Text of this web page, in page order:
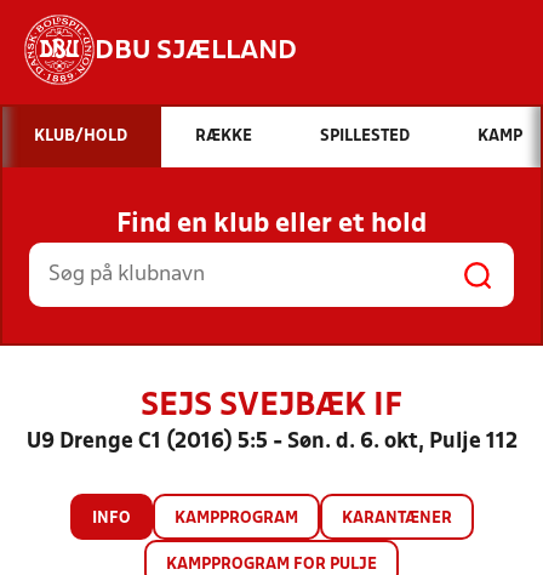
DBU SJÆLLAND
Hvad vil du søge efter?
INDHOLD OG NYHEDER
STILLINGER, RESULTATER, KLUBBER OG
HOLD
KLUB/HOLD RÆKKE SPILLESTED KAMP
Find en klub eller et hold
SEJS SVEJBÆK IF
U9 Drenge C1 (2016) 5:5 - Søn. d. 6. okt, Pulje 112
INFO KAMPPROGRAM KARANTÆNER
KAMPPROGRAM FOR PULJE